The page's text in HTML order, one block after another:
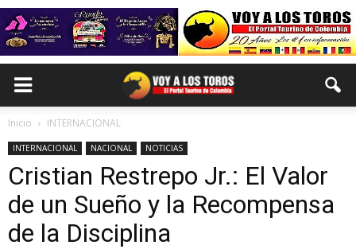
Inicio INTERNACIONAL
INTERNACIONAL NACIONAL NOTICIAS
Cristian Restrepo Jr.: El Valor
de un Sueño y la Recompensa
de la Disciplina